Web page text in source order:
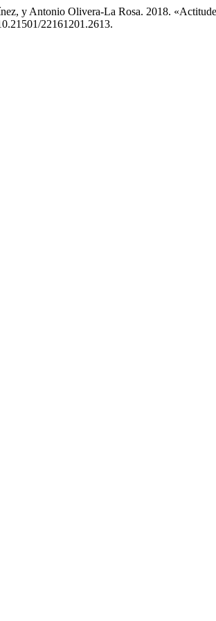
y Antonio Olivera-La Rosa. 2018.
22161201.2613.